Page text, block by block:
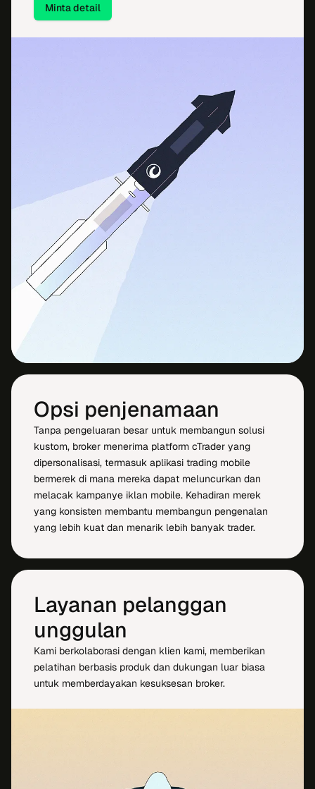
Minta detail
Opsi penjenamaan
Tanpa pengeluaran besar untuk membangun solusi
kustom, broker menerima platform cTrader yang
dipersonalisasi, termasuk aplikasi trading mobile
bermerek di mana mereka dapat meluncurkan dan
melacak kampanye iklan mobile. Kehadiran merek
yang konsisten membantu membangun pengenalan
yang lebih kuat dan menarik lebih banyak trader.
Layanan pelanggan
unggulan
Kami berkolaborasi dengan klien kami, memberikan
pelatihan berbasis produk dan dukungan luar biasa
untuk memberdayakan kesuksesan broker.